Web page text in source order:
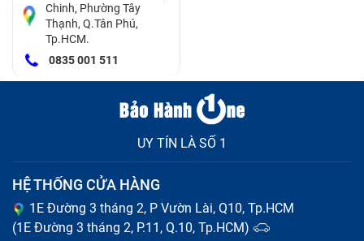
Dấu hiệu Samsung Galaxy Book 10.6 Inch (đã tính công)
Nguyên nhân phổ biến khiến Samsung
Galaxy Book 10.6 Inch (đã tính
Có nhiều nguyên nhân khiến tablet của bạn xảy ra
những lỗi trên, dưới đây là 1 vài nguyên nhân phổ biến
mà Bảo Hành One thường gặp phải:
Chinh, Phường Tây
Thạnh, Q.Tân Phú,
Tp.HCM.
0835 001 511
UY TÍN LÀ SỐ 1
HỆ THỐNG CỬA HÀNG
1E Đường 3 tháng 2, P Vườn Lài, Q10, Tp.HCM
(1E Đường 3 tháng 2, P.11, Q.10, Tp.HCM)